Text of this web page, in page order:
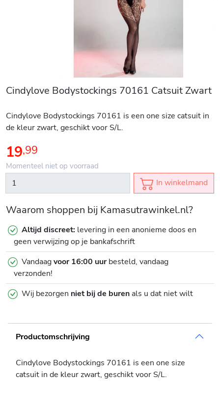
Cindylove Bodystockings 70161 Catsuit Zwart
Cindylove Bodystockings 70161 is een one size catsuit in
de kleur zwart, geschikt voor S/L.
19,99
Momenteel niet op voorraad
In winkelmand
Waarom shoppen bij Kamasutrawinkel.nl?
Altijd discreet: levering in een anonieme doos en
geen verwijzing op je bankafschrift
Vandaagvoor 16:00 uurbesteld, vandaag
verzonden!
Wij bezorgen niet bij de burenals u dat niet wilt
Productomschrijving
Cindylove Bodystockings 70161 is een one size
catsuit in de kleur zwart, geschikt voor S/L.